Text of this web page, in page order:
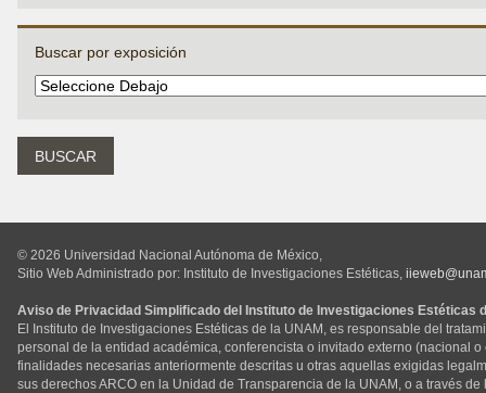
Buscar por exposición
© 2026 Universidad Nacional Autónoma de México,
Sitio Web Administrado por: Instituto de Investigaciones Estéticas,
Aviso de Privacidad Simplificado del Instituto de Investigaciones Estéticas
El Instituto de Investigaciones Estéticas de la UNAM, es responsable del
personal de la entidad académica, conferencista o invitado externo (nacional
finalidades necesarias anteriormente descritas u otras aquellas exigidas
sus derechos ARCO en la Unidad de Transparencia de la UNAM, o a través